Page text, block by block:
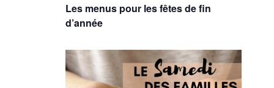
Les menus pour les fêtes de fin
d’année